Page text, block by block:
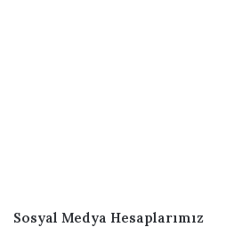
Sosyal Medya Hesaplarımız